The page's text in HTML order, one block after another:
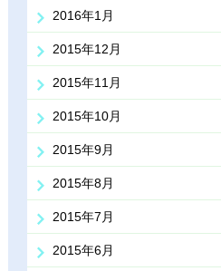
2016年1月
2015年12月
2015年11月
2015年10月
2015年9月
2015年8月
2015年7月
2015年6月